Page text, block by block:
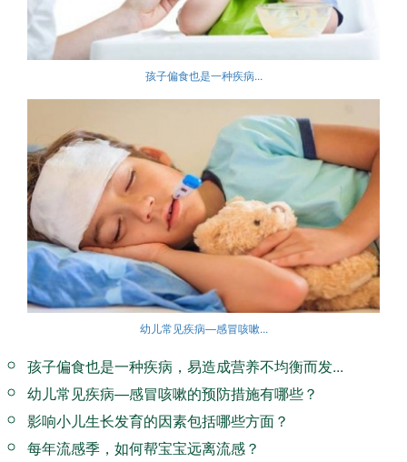
孩子偏食也是一种疾病...
幼儿常见疾病—感冒咳嗽...
孩子偏食也是一种疾病，易造成营养不均衡而发...
幼儿常见疾病—感冒咳嗽的预防措施有哪些？
影响小儿生长发育的因素包括哪些方面？
每年流感季，如何帮宝宝远离流感？